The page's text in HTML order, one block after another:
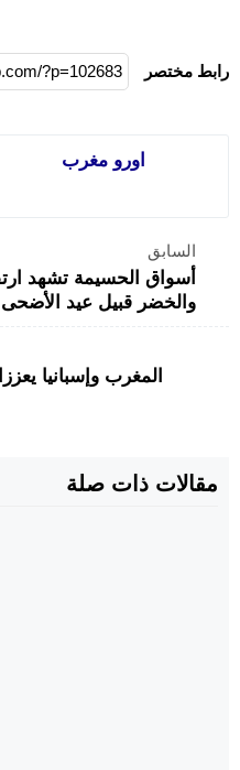
رابط مختصر
اورو مغرب
السابق
أسواق الحسيمة تشهد
والخضر قبيل عيد الأضحى
المغرب وإسبانيا
مقالات ذات صلة